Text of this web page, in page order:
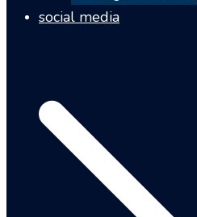
social media